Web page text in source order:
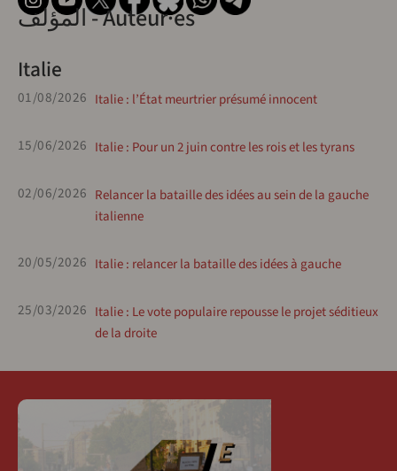
المؤلف - Auteur·es
Italie
01/08/2026 Italie : l’État meurtrier présumé innocent
15/06/2026 Italie : Pour un 2 juin contre les rois et les tyrans
02/06/2026 Relancer la bataille des idées au sein de la gauche
italienne
20/05/2026 Italie : relancer la bataille des idées à gauche
25/03/2026 Italie : Le vote populaire repousse le projet séditieux
de la droite